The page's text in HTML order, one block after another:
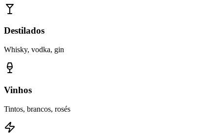
Destilados
Whisky, vodka, gin
Vinhos
Tintos, brancos, rosés